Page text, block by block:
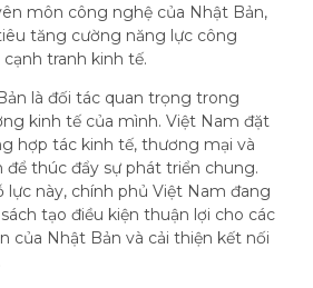
môn công nghệ của Nhật Bản,
tăng cường năng lực công
tranh kinh tế.
là đối tác quan trọng trong
kinh tế của mình. Việt Nam đặt
hợp tác kinh tế, thương mại và
thúc đẩy sự phát triển chung.
lực này, chính phủ Việt Nam đang
tạo điều kiện thuận lợi cho các
của Nhật Bản và cải thiện kết nối